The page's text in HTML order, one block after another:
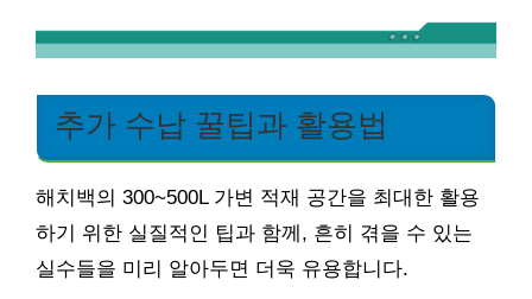
추가 수납 꿀팁과 활용법
해치백의 300~500L 가변 적재 공간을 최대한 활용
하기 위한 실질적인 팁과 함께, 흔히 겪을 수 있는
실수들을 미리 알아두면 더욱 유용합니다.